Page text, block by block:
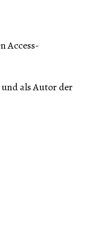
Access-
als Autor der